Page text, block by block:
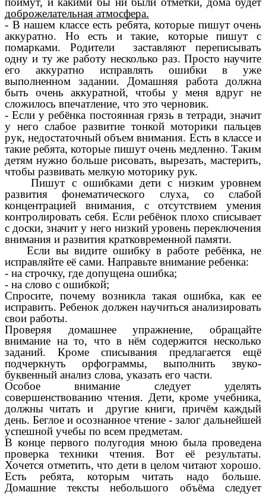
доброжелательная атмосфера.
- В нашем классе есть ребята, которые пишут очень
аккуратно. Но есть и такие, которые пишут с
помарками. Родители заставляют переписывать
одну и ту же работу несколько раз. Просто научите
его аккуратно исправлять ошибки в уже
выполненном задании. Домашняя работа должна
быть очень аккуратной, чтобы у меня вдруг не
сложилось впечатление, что это черновик.
- Если у ребёнка постоянная грязь в тетради, значит
у него слабое развитие тонкой моторики пальцев
рук, недостаточный объем внимания. Есть в классе и
такие ребята, которые пишут очень медленно. Таким
детям нужно больше рисовать, вырезать, мастерить,
чтобы развивать мелкую моторику рук.
Пишут с ошибками дети с низким уровнем
развития фонематического слуха, со слабой
концентрацией внимания, с отсутствием умения
контролировать себя. Если ребёнок плохо списывает
с доски, значит у него низкий уровень переключения
внимания и развития кратковременной памяти.
Если вы видите ошибку в работе ребёнка, не
исправляйте её сами. Направьте внимание ребенка:
- на строчку, где допущена ошибка;
- на слово с ошибкой;
Спросите, почему возникла такая ошибка, как ее
исправить. Ребенок должен научиться анализировать
свои работы.
Проверяя домашнее упражнение, обращайте
внимание на то, что в нём содержится несколько
заданий. Кроме списывания предлагается ещё
подчеркнуть орфограммы, выполнить звуко-
буквенный анализ слова, указать его части.
Особое внимание следует уделять
совершенствованию чтения. Дети, кроме учебника,
должны читать и другие книги, причём каждый
день. Беглое и осознанное чтение - залог дальнейшей
успешной учебы по всем предметам.
В конце первого полугодия мною была проведена
проверка техники чтения. Вот её результаты.
Хочется отметить, что дети в целом читают хорошо.
Есть ребята, которым читать надо больше.
Домашние тексты небольшого объёма следует